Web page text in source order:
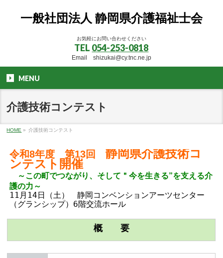
一般社団法人 静岡県介護福祉士会
お気軽にお問い合わせください
TEL 054-253-0818
Email shizukai@cy.tnc.ne.jp
MENU
介護技術コンテスト
HOME » 介護技術コンテスト
令和8年度 第13回静岡県介護技術コ
ンテスト開催
～この町でつながり、そして＂今を生きる”を支える介
護の力～
11月14日（土） 静岡コンベンションアーツセンター
（グランシップ）6階交流ホール
概 要